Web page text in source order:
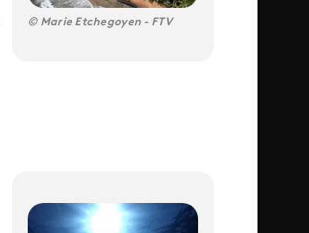
Marie Etchegoyen - FTV